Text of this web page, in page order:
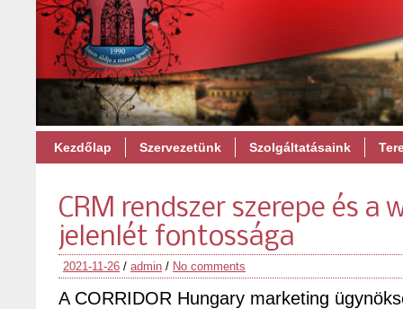
Kezdőlap Szervezetünk Szolgáltatásaink
CRM rendszer szerepe és a
jelenlét fontossága
2021-11-26 / admin / No comments
A CORRIDOR Hungary marketing